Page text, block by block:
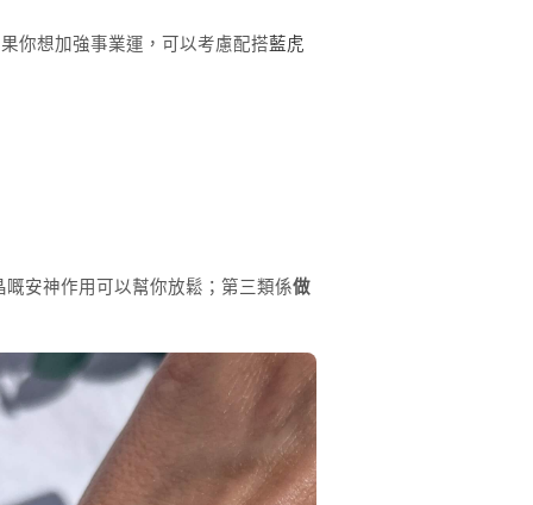
你想加強事業運，可以考慮配搭藍虎
嘅安神作用可以幫你放鬆；第三類係做